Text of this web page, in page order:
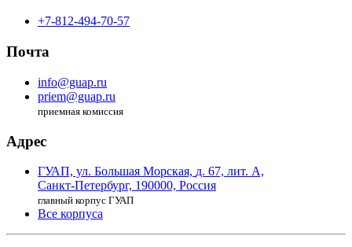
+7-812-494-70-57
Почта
info@guap.ru
priem@guap.ru
приемная комиссия
Адрес
ГУАП, ул. Большая Морская, д. 67, лит. А,
Санкт-Петербург, 190000, Россия
главный корпус ГУАП
Все корпуса